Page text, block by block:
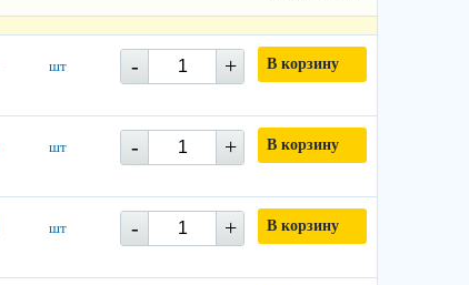
шт - + В корзину
шт - + В корзину
шт - + В корзину